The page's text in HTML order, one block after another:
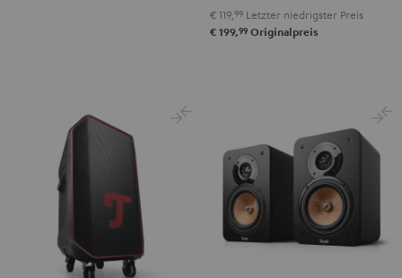
€ 119, 99 Letzter niedrigster Preis
€ 199,99 Originalpreis